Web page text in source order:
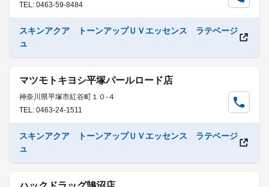
TEL: 0463-59-8484
スキンアクア トーンアップＵＶエッセンス ラテベージ
ュ
マツモトキヨシ平塚パールロード店
神奈川県平塚市紅谷町１０-４
TEL: 0463-24-1511
スキンアクア トーンアップＵＶエッセンス ラテベージ
ュ